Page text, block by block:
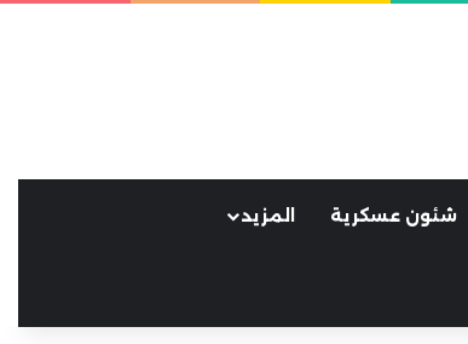
شئون عسكرية المزيد